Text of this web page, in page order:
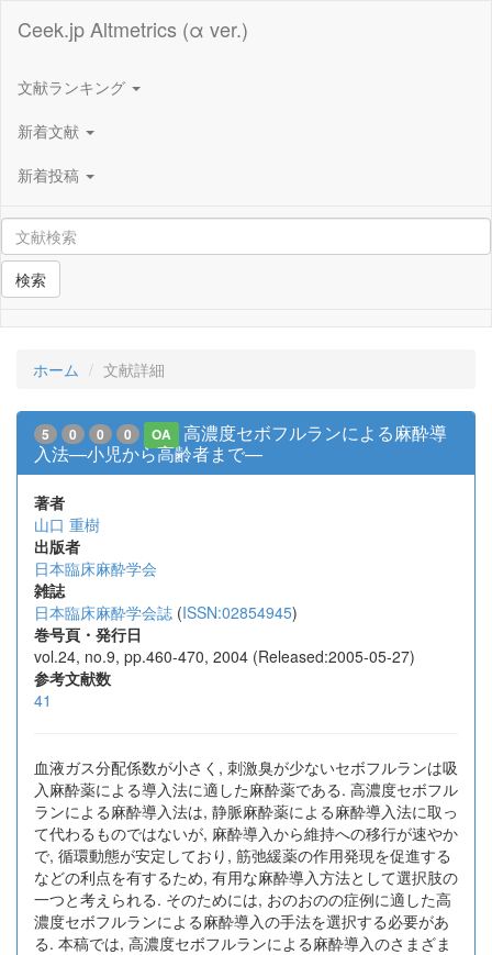
Ceek.jp Altmetrics (α ver.)
文献ランキング
新着文献
新着投稿
検索
ホーム 文献詳細
5 0 0 0 OA
高濃度セボフルランによる麻酔導
入法—小児から高齢者まで—
著者
山口 重樹
出版者
日本臨床麻酔学会
雑誌
日本臨床麻酔学会誌 (ISSN:02854945)
巻号頁・発行日
vol.24, no.9, pp.460-470, 2004 (Released:2005-05-27)
参考文献数
41
血液ガス分配係数が小さく, 刺激臭が少ないセボフルランは吸
入麻酔薬による導入法に適した麻酔薬である. 高濃度セボフル
ランによる麻酔導入法は, 静脈麻酔薬による麻酔導入法に取っ
て代わるものではないが, 麻酔導入から維持への移行が速やか
で, 循環動態が安定しており, 筋弛緩薬の作用発現を促進する
などの利点を有するため, 有用な麻酔導入方法として選択肢の
一つと考えられる. そのためには, おのおのの症例に適した高
濃度セボフルランによる麻酔導入の手法を選択する必要があ
る. 本稿では, 高濃度セボフルランによる麻酔導入のさまざま